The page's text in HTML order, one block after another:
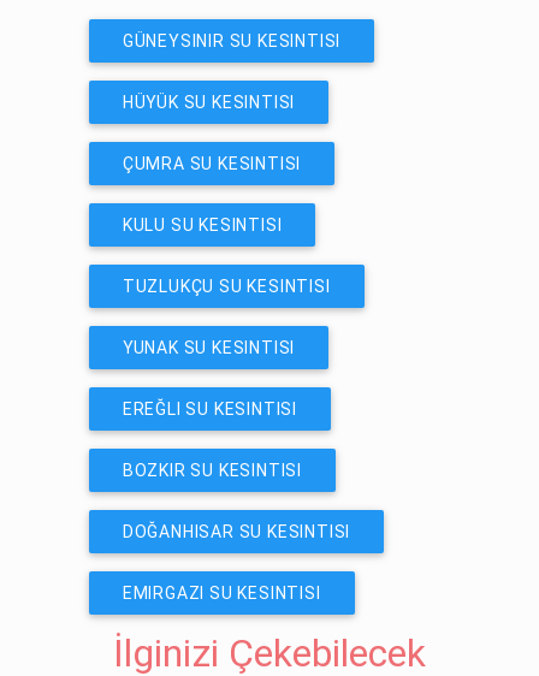
GÜNEYSINIR SU KESINTISI
HÜYÜK SU KESINTISI
ÇUMRA SU KESINTISI
KULU SU KESINTISI
TUZLUKÇU SU KESINTISI
YUNAK SU KESINTISI
EREĞLI SU KESINTISI
BOZKIR SU KESINTISI
DOĞANHISAR SU KESINTISI
EMIRGAZI SU KESINTISI
İlginizi Çekebilecek